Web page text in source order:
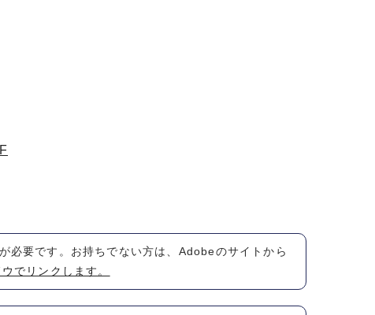
要です。お持ちでない方は、Adobeのサイトから
でリンクします。